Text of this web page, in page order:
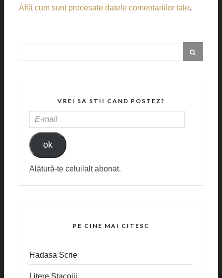
Află cum sunt procesate datele comentariilor tale.
VREI SA STII CAND POSTEZ?
MAIL
ok
Alătură-te celuilalt abonat.
PE CINE MAI CITESC
Hadasa Scrie
Litere Stacojii